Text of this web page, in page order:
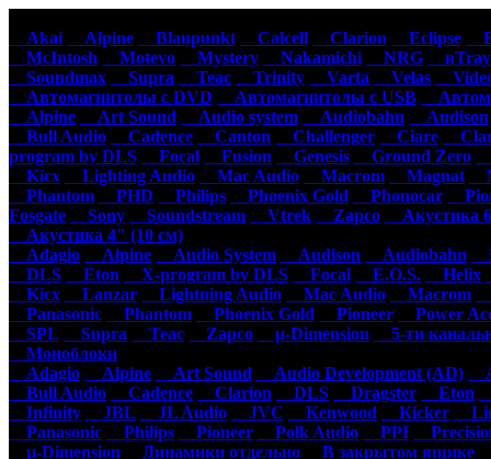
Akai
Alpine Blaupunkt Calcell Clarion Eclipse
McIntosh
Motevo Mystery Nakamichi NRG
nTray
Soundmax
Supra Teac Trinity Varta Velas
Автомагнитолы с DVD
Автомагнитолы с USB
Alpine
Art Sound Audio system Audiobahn
Audison
Bull Audio
Cadence Canton Challenger Ciare
program by DLS
Focal Fusion Genesis Ground Zero
Kicx
Lighting Audio Mac Audio Macrom Magnat
Phantom
PHD Philips Phoenix Gold Phonocar
Fosgate
Sony Soundstream Vtrek Zapco
Акустика
Акустика 4" (10 см)
Adagio
Alpine Audio System Audison Audiobahn
DLS
Eton X-program by DLS Focal E.O.S. Helix
Kicx
Lanzar Lightning Audio Mac Audio Macrom
Panasonic
Phantom Phoenix Gold Pioneer
Power
SPL
Supra Teac Zapco µ-Dimension
5-ти
Моноблоки
Adagio
Alpine Art Sound Audio Development (AD)
Bull Audio
Cadence Clarion DLS Dragster Eton
Infinity
JBL JL Audio JVC Kenwood Kicker
Panasonic
Philips Pioneer Polk Audio PPI
µ-Dimension
Динамики отдельно В закрытом ящике